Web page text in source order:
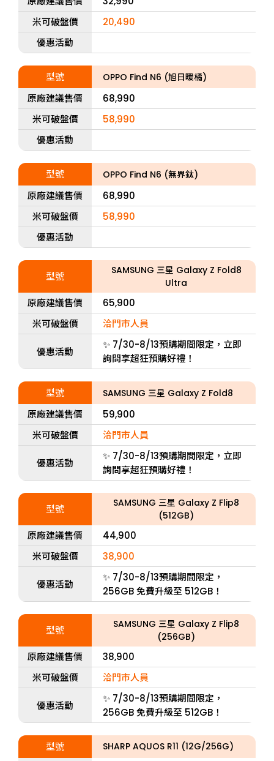
米可破盤價
20,490
優惠活動
型號 OPPO Find N6 (旭日暖橘)
原廠建議售價
68,990
米可破盤價
58,990
優惠活動
型號 OPPO Find N6 (無界鈦)
原廠建議售價
68,990
米可破盤價
58,990
優惠活動
型號
SAMSUNG 三星 Galaxy Z Fold8
Ultra
原廠建議售價
65,900
米可破盤價
洽門市人員
優惠活動
✨ 7/30-8/13預購期間限定，立即
詢問享超狂預購好禮！
型號 SAMSUNG 三星 Galaxy Z Fold8
原廠建議售價
59,900
米可破盤價
洽門市人員
優惠活動
✨ 7/30-8/13預購期間限定，立即
詢問享超狂預購好禮！
型號
SAMSUNG 三星 Galaxy Z Flip8
(512GB)
原廠建議售價
44,900
米可破盤價
38,900
優惠活動
✨ 7/30-8/13預購期間限定，
256GB 免費升級至 512GB！
型號
SAMSUNG 三星 Galaxy Z Flip8
(256GB)
原廠建議售價
38,900
米可破盤價
洽門市人員
優惠活動
✨ 7/30-8/13預購期間限定，
256GB 免費升級至 512GB！
型號 SHARP AQUOS R11 (12G/256G)